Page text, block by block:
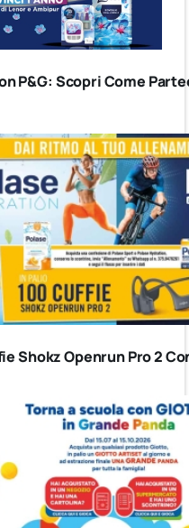
P&G: Scopri Come
Shokz Openrun Pro 2